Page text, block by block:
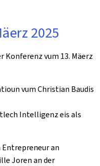
2025
Konferenz vum 13. Mäerz
vum Christian Baudis
Intelligenz eis als
Entrepreneur an
Joren an der